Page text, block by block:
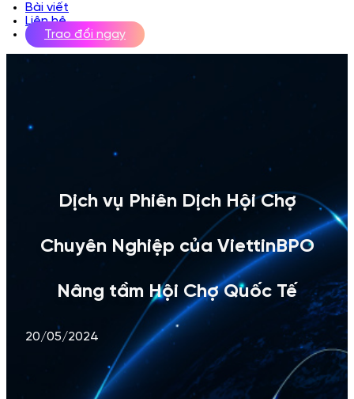
Bài viết
Liên hệ
Trao đổi ngay
Dịch vụ Phiên Dịch Hội Chợ
Chuyên Nghiệp của ViettinBPO
Nâng tầm Hội Chợ Quốc Tế
20/05/2024